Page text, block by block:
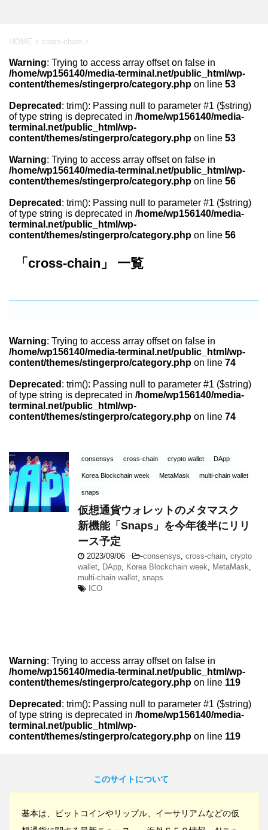
HOME > cross-chain >
Warning: Trying to access array offset on false in
/home/wp156140/media-terminal.net/public_html/wp-
content/themes/stingerpro/category.php on line 53
Deprecated : trim(): Passing null to parameter #1 ($string)
of type string is deprecated in /home/wp156140/media-
terminal.net/public_html/wp-
content/themes/stingerpro/category.php on line 53
Warning: Trying to access array offset on false in
/home/wp156140/media-terminal.net/public_html/wp-
content/themes/stingerpro/category.php on line 56
Deprecated : trim(): Passing null to parameter #1 ($string)
of type string is deprecated in /home/wp156140/media-
terminal.net/public_html/wp-
content/themes/stingerpro/category.php on line 56
「cross-chain」 一覧
Warning: Trying to access array offset on false in
/home/wp156140/media-terminal.net/public_html/wp-
content/themes/stingerpro/category.php on line 74
Deprecated : trim(): Passing null to parameter #1 ($string)
of type string is deprecated in /home/wp156140/media-
terminal.net/public_html/wp-
content/themes/stingerpro/category.php on line 74
consensys cross-chain crypto wallet DApp
Korea Blockchain week MetaMask multi-chain wallet
snaps
仮想通貨ウォレットのメタマスク
新機能「Snaps」を今年後半にリリ
ース予定
2023/09/06 -consensys cross-chain crypto
wallet DApp Korea Blockchain week MetaMask
multi-chain wallet snaps
ICO
Warning: Trying to access array offset on false in
/home/wp156140/media-terminal.net/public_html/wp-
content/themes/stingerpro/category.php on line 119
Deprecated : trim(): Passing null to parameter #1 ($string)
of type string is deprecated in /home/wp156140/media-
terminal.net/public_html/wp-
content/themes/stingerpro/category.php on line 119
このサイトについて
基本は、ビットコインやリップル、イーサリアムなどの仮